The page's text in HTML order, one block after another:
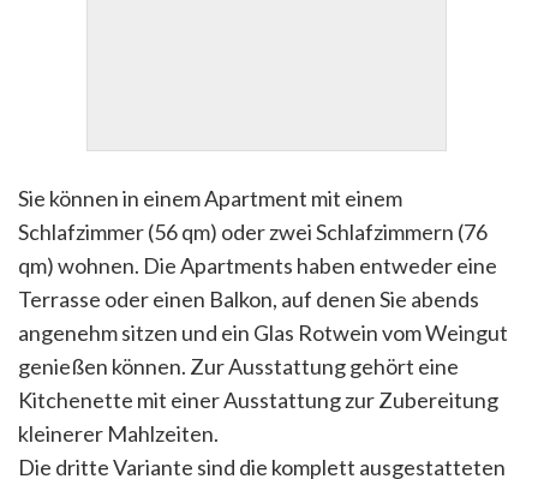
Sie können in einem Apartment mit einem
Schlafzimmer (56 qm) oder zwei Schlafzimmern (76
qm) wohnen. Die Apartments haben entweder eine
Terrasse oder einen Balkon, auf denen Sie abends
angenehm sitzen und ein Glas Rotwein vom Weingut
genießen können. Zur Ausstattung gehört eine
Kitchenette mit einer Ausstattung zur Zubereitung
kleinerer Mahlzeiten.
Die dritte Variante sind die komplett ausgestatteten